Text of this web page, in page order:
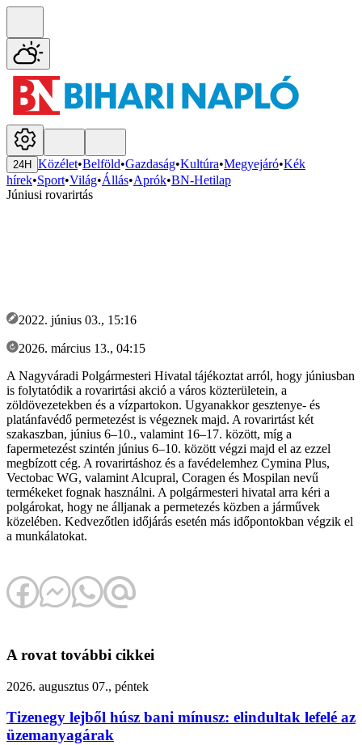
24H Közélet•Belföld•Gazdaság•Kultúra•Megyejáró•Kék
hírek•Sport•Világ•Állás•Aprók•BN-Hetilap
Júniusi rovarirtás
2022. június 03., 15:16
2026. március 13., 04:15
A Nagyváradi Polgármesteri Hivatal tájékoztat arról, hogy júniusban
is folytatódik a rovarirtási akció a város közterületein, a
zöldövezetekben és a vízpartokon. Ugyanakkor gesztenye- és
platánfavédő permetezést is végeznek majd. A rovarirtást két
szakaszban, június 6–10., valamint 16–17. között, míg a
fapermetezést szintén június 6–10. között végzi majd el az ezzel
megbízott cég. A rovarirtáshoz és a favédelemhez Cymina Plus,
Vectobac WG, valamint Alcupral, Coragen és Mospilan nevű
termékeket fognak használni. A polgármesteri hivatal arra kéri a
polgárokat, hogy ne álljanak a permetezés közben a járművek
közelében. Kedvezőtlen időjárás esetén más időpontokban végzik el
a munkálatokat.
A rovat további cikkei
2026. augusztus 07., péntek
Tizenegy lejből húsz bani mínusz: elindultak lefelé az
üzemanyagárak